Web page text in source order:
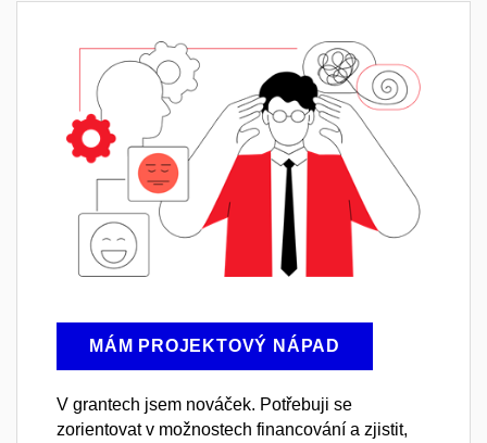
MÁM PROJEKTOVÝ NÁPAD
V grantech jsem nováček. Potřebuji se
zorientovat v možnostech financování a zjistit,